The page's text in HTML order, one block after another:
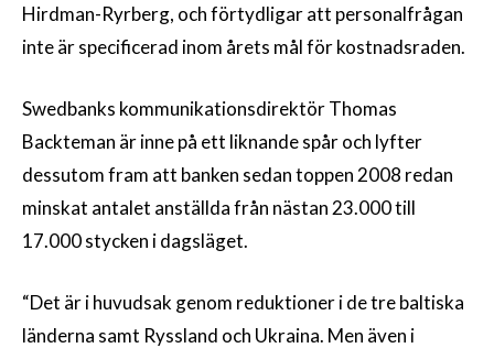
Hirdman-Ryrberg, och förtydligar att personalfrågan
inte är specificerad inom årets mål för kostnadsraden.
Swedbanks kommunikationsdirektör Thomas
Backteman är inne på ett liknande spår och lyfter
dessutom fram att banken sedan toppen 2008 redan
minskat antalet anställda från nästan 23.000 till
17.000 stycken i dagsläget.
“Det är i huvudsak genom reduktioner i de tre baltiska
länderna samt Ryssland och Ukraina. Men även i